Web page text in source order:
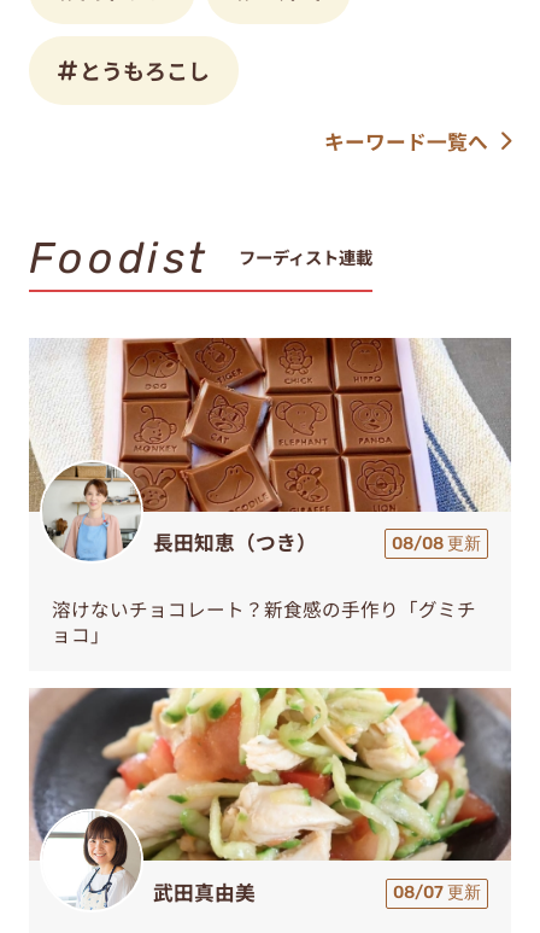
とうもろこし
キーワード一覧へ
Foodist フーディスト連載
長田知恵（つき） 08/08 更新
溶けないチョコレート？新食感の手作り「グミチ
ョコ」
武田真由美 08/07 更新